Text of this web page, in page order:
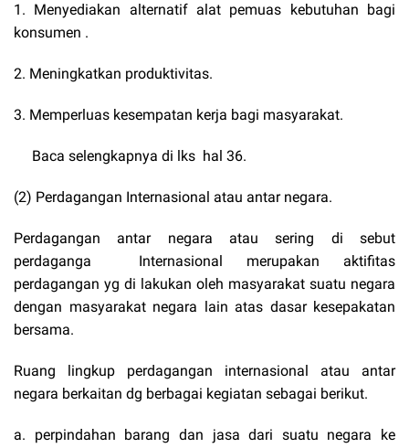
1. Menyediakan alternatif alat pemuas kebutuhan bagi
konsumen .
2. Meningkatkan produktivitas.
3. Memperluas kesempatan kerja bagi masyarakat.
Baca selengkapnya di lks hal 36.
(2) Perdagangan Internasional atau antar negara.
Perdagangan antar negara atau sering di sebut
perdaganga Internasional merupakan aktifitas
perdagangan yg di lakukan oleh masyarakat suatu negara
dengan masyarakat negara lain atas dasar kesepakatan
bersama.
Ruang lingkup perdagangan internasional atau antar
negara berkaitan dg berbagai kegiatan sebagai berikut.
a. perpindahan barang dan jasa dari suatu negara ke